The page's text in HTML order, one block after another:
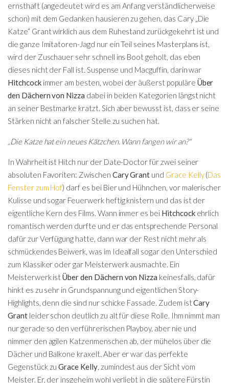
ernsthaft (angedeutet wird es am Anfang verständlicherweise
schon) mit dem Gedanken hausieren zu gehen, das Cary „Die
Katze“ Grant wirklich aus dem Ruhestand zurückgekehrt ist und
die ganze Imitatoren-Jagd nur ein Teil seines Masterplans ist,
wird der Zuschauer sehr schnell ins Boot geholt, das eben
dieses nicht der Fall ist. Suspense und Macguffin, darin war
Hitchcockimmer am besten, wobei der äußerst populäre Über
den Dächern von Nizza dabei in beiden Kategorien längst nicht
an seiner Bestmarke kratzt. Sich aber bewusst ist, dass er seine
Stärken nicht an falscher Stelle zu suchen hat.
„Die Katze hat ein neues Kätzchen. Wann fangen wir an?“
In Wahrheit ist Hitch nur der Date-Doctor für zwei seiner
absoluten Favoriten: Zwischen Cary Grant und Grace Kelly(Das
Fenster zum Hof) darf es bei Bier und Hühnchen, vor malerischer
Kulisse und sogar Feuerwerk heftig knistern und das ist der
eigentliche Kern des Films. Wann immer es bei Hitchcockehrlich
romantisch werden durfte und er das entsprechende Personal
dafür zur Verfügung hatte, dann war der Rest nicht mehr als
schmückendes Beiwerk, was im Idealfall sogar den Unterschied
zum Klassiker oder gar Meisterwerk ausmachte. Ein
Meisterwerk istÜber den Dächern von Nizza keinesfalls, dafür
hinkt es zu sehr in Grundspannung und eigentlichen Story-
Highlights, denn die sind nur schicke Fassade. Zudem istCary
Grantleider schon deutlich zu alt für diese Rolle. Ihm nimmt man
nur gerade so den verführerischen Playboy, aber nie und
nimmer den agilen Katzenmenschen ab, der mühelos über die
Dächer und Balkone kraxelt. Aber er war das perfekte
Gegenstück zuGrace Kelly, zumindest aus der Sicht vom
Meister. Er, der insgeheim wohl verliebt in die spätere Fürstin